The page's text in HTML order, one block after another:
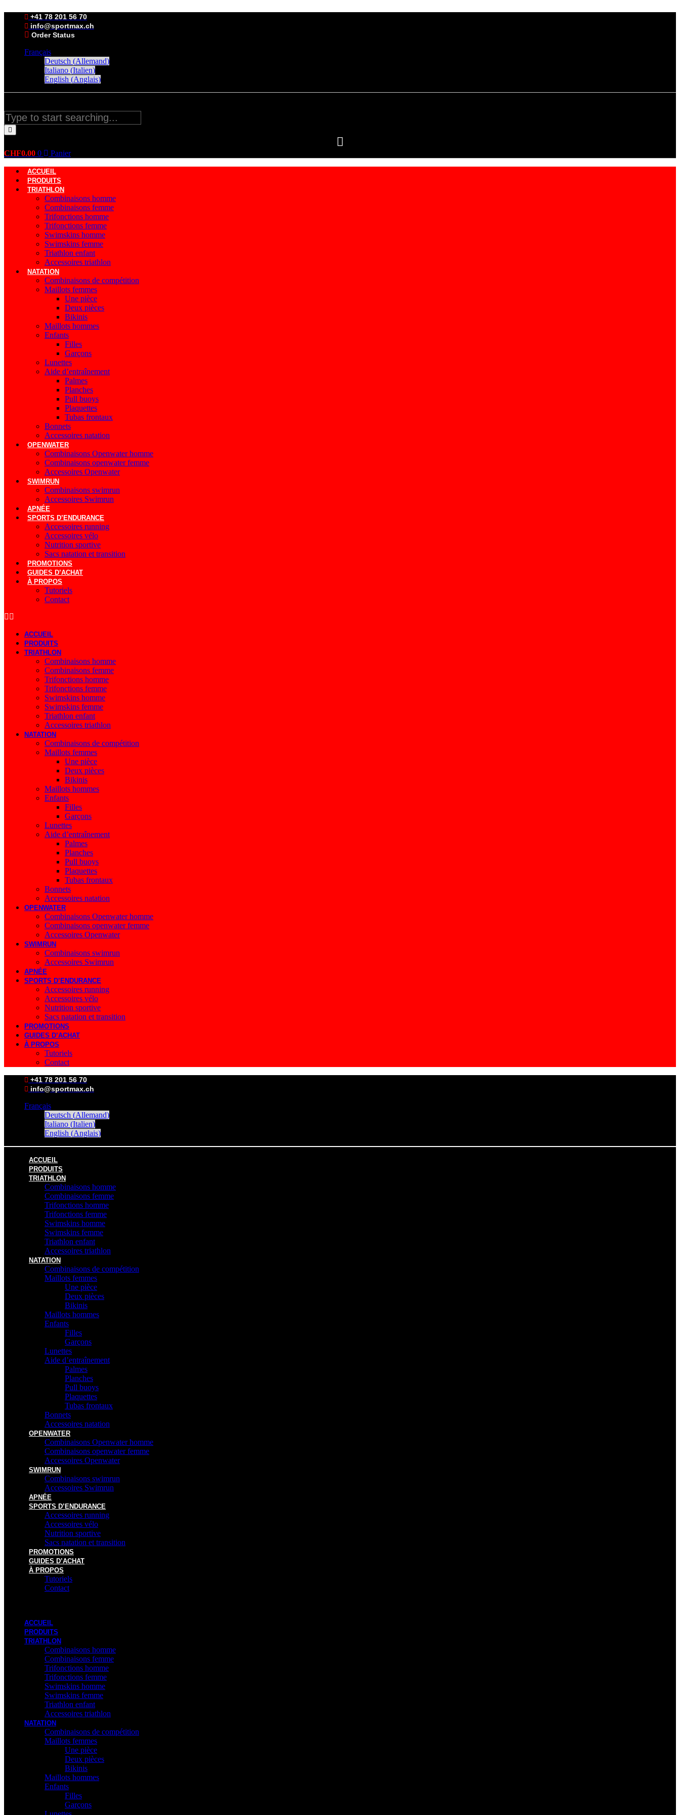
contenu
+41 78 201 56 70
info@sportmax.ch
Order Status
Français
Deutsch (Allemand)
Italiano (Italien)
English (Anglais)
CHF0.00 0 Panier
ACCUEIL
PRODUITS
TRIATHLON
Combinaisons homme
Combinaisons femme
Trifonctions homme
Trifonctions femme
Swimskins homme
Swimskins femme
Triathlon enfant
Accessoires triathlon
NATATION
Combinaisons de compétition
Maillots femmes
Une pièce
Deux pièces
Bikinis
Maillots hommes
Enfants
Filles
Garçons
Lunettes
Aide d’entraînement
Palmes
Planches
Pull buoys
Plaquettes
Tubas frontaux
Bonnets
Accessoires natation
OPENWATER
Combinaisons Openwater homme
Combinaisons openwater femme
Accessoires Openwater
SWIMRUN
Combinaisons swimrun
Accessoires Swimrun
APNÉE
SPORTS D’ENDURANCE
Accessoires running
Accessoires vélo
Nutrition sportive
Sacs natation et transition
PROMOTIONS
GUIDES D’ACHAT
À PROPOS
Tutoriels
Contact
ACCUEIL
PRODUITS
TRIATHLON
Combinaisons homme
Combinaisons femme
Trifonctions homme
Trifonctions femme
Swimskins homme
Swimskins femme
Triathlon enfant
Accessoires triathlon
NATATION
Combinaisons de compétition
Maillots femmes
Une pièce
Deux pièces
Bikinis
Maillots hommes
Enfants
Filles
Garçons
Lunettes
Aide d’entraînement
Palmes
Planches
Pull buoys
Plaquettes
Tubas frontaux
Bonnets
Accessoires natation
OPENWATER
Combinaisons Openwater homme
Combinaisons openwater femme
Accessoires Openwater
SWIMRUN
Combinaisons swimrun
Accessoires Swimrun
APNÉE
SPORTS D’ENDURANCE
Accessoires running
Accessoires vélo
Nutrition sportive
Sacs natation et transition
PROMOTIONS
GUIDES D’ACHAT
À PROPOS
Tutoriels
Contact
+41 78 201 56 70
info@sportmax.ch
Français
Deutsch (Allemand)
Italiano (Italien)
English (Anglais)
ACCUEIL
PRODUITS
TRIATHLON
Combinaisons homme
Combinaisons femme
Trifonctions homme
Trifonctions femme
Swimskins homme
Swimskins femme
Triathlon enfant
Accessoires triathlon
NATATION
Combinaisons de compétition
Maillots femmes
Une pièce
Deux pièces
Bikinis
Maillots hommes
Enfants
Filles
Garçons
Lunettes
Aide d’entraînement
Palmes
Planches
Pull buoys
Plaquettes
Tubas frontaux
Bonnets
Accessoires natation
OPENWATER
Combinaisons Openwater homme
Combinaisons openwater femme
Accessoires Openwater
SWIMRUN
Combinaisons swimrun
Accessoires Swimrun
APNÉE
SPORTS D’ENDURANCE
Accessoires running
Accessoires vélo
Nutrition sportive
Sacs natation et transition
PROMOTIONS
GUIDES D’ACHAT
À PROPOS
Tutoriels
Contact
ACCUEIL
PRODUITS
TRIATHLON
Combinaisons homme
Combinaisons femme
Trifonctions homme
Trifonctions femme
Swimskins homme
Swimskins femme
Triathlon enfant
Accessoires triathlon
NATATION
Combinaisons de compétition
Maillots femmes
Une pièce
Deux pièces
Bikinis
Maillots hommes
Enfants
Filles
Garçons